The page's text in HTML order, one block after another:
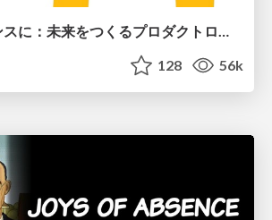
ピンチをチャンスに：未来をつくるプロダクトロードマップ #pmconf2020
128 56k